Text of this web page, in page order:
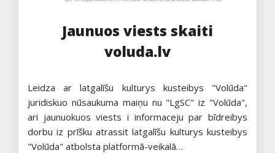
Jaunuos viests skaiti
voluda.lv
Leidza ar latgalīšu kulturys kusteibys "Volūda"
juridiskuo nūsaukuma maiņu nu "LgSC" iz "Volūda",
ari jaunuokuos viests i informaceju par bīdreibys
dorbu iz prīšku atrassit latgalīšu kulturys kusteibys
"Volūda" atbolsta platformā-veikalā…